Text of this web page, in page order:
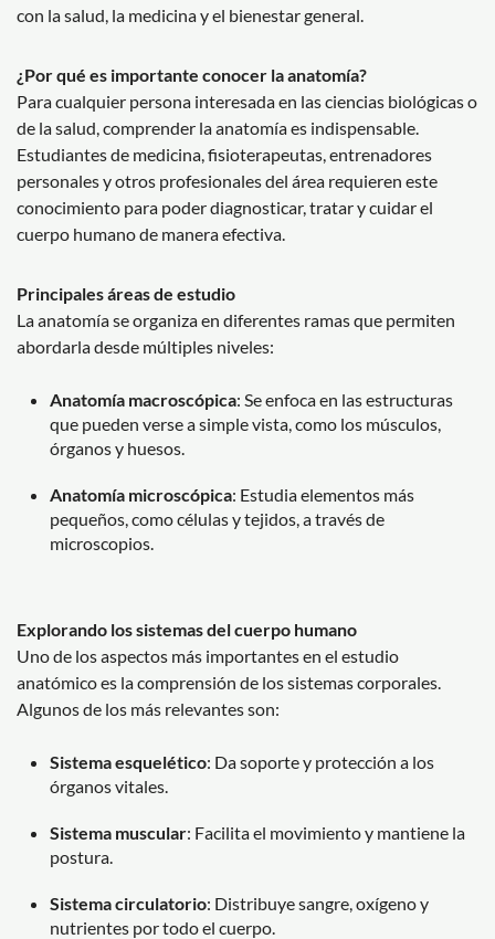
con la salud, la medicina y el bienestar general.
¿Por qué es importante conocer la anatomía?
Para cualquier persona interesada en las ciencias biológicas o
de la salud, comprender la anatomía es indispensable.
Estudiantes de medicina, fisioterapeutas, entrenadores
personales y otros profesionales del área requieren este
conocimiento para poder diagnosticar, tratar y cuidar el
cuerpo humano de manera efectiva.
Principales áreas de estudio
La anatomía se organiza en diferentes ramas que permiten
abordarla desde múltiples niveles:
Anatomía macroscópica: Se enfoca en las estructuras
que pueden verse a simple vista, como los músculos,
órganos y huesos.
Anatomía microscópica: Estudia elementos más
pequeños, como células y tejidos, a través de
microscopios.
Explorando los sistemas del cuerpo humano
Uno de los aspectos más importantes en el estudio
anatómico es la comprensión de los sistemas corporales.
Algunos de los más relevantes son:
Sistema esquelético: Da soporte y protección a los
órganos vitales.
Sistema muscular: Facilita el movimiento y mantiene la
postura.
Sistema circulatorio: Distribuye sangre, oxígeno y
nutrientes por todo el cuerpo.